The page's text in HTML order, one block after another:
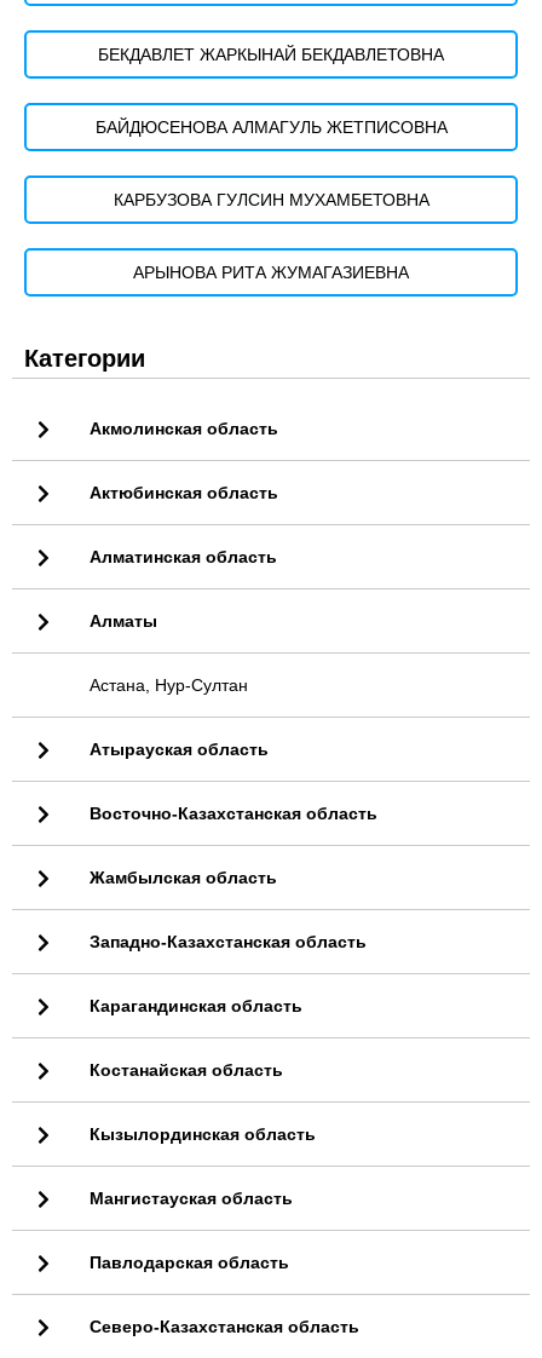
БЕКДАВЛЕТ ЖАРКЫНАЙ БЕКДАВЛЕТОВНА
БАЙДЮСЕНОВА АЛМАГУЛЬ ЖЕТПИСОВНА
КАРБУЗОВА ГУЛСИН МУХАМБЕТОВНА
АРЫНОВА РИТА ЖУМАГАЗИЕВНА
Категории
Акмолинская область
Актюбинская область
Алматинская область
Алматы
Астана, Нур-Султан
Атырауская область
Восточно-Казахстанская область
Жамбылская область
Западно-Казахстанская область
Карагандинская область
Костанайская область
Кызылординская область
Мангистауская область
Павлодарская область
Северо-Казахстанская область